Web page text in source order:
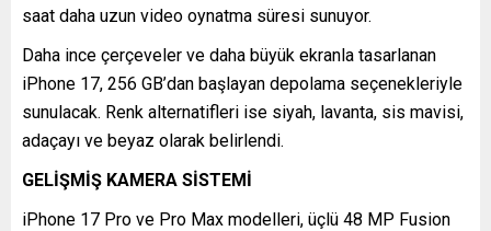
saat daha uzun video oynatma süresi sunuyor.
Daha ince çerçeveler ve daha büyük ekranla tasarlanan
iPhone 17, 256 GB’dan başlayan depolama seçenekleriyle
sunulacak. Renk alternatifleri ise siyah, lavanta, sis mavisi,
adaçayı ve beyaz olarak belirlendi.
GELİŞMİŞ KAMERA SİSTEMİ
iPhone 17 Pro ve Pro Max modelleri, üçlü 48 MP Fusion